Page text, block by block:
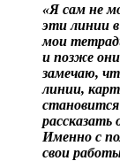
«Я сам не
эти линии
мои
и позже они
замечаю,
линии,
рассказать
Именно с
свои